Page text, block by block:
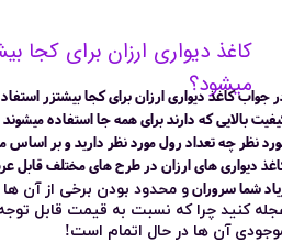
کاغذ دیواری ارزان برای کجا
میشود؟
جواب کاغذ دیواری ارزان برای کجا بیشتزر
بالایی که دارند برای همه جا استفاده میشوند
نظر چه تعداد رول مورد نظر دارید و بر اساس
دیواری های ارزان در طرح های مختلف قابل
شما سرورانو محدود بودن برخی از آن
کنید چرا که نسبت به قیمت قابل توجه
آن ها در حال اتمام است!